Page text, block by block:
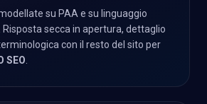
su PAA e su linguaggio
secca in apertura, dettaglio
con il resto del sito per
SEO